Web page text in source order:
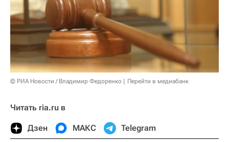
© РИА Новости / Владимир Федоренко Перейти в медиабанк
Читать ria.ru в
Дзен МАКС Telegram